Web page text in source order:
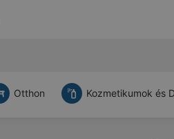
Otthon Kozmetikumok és